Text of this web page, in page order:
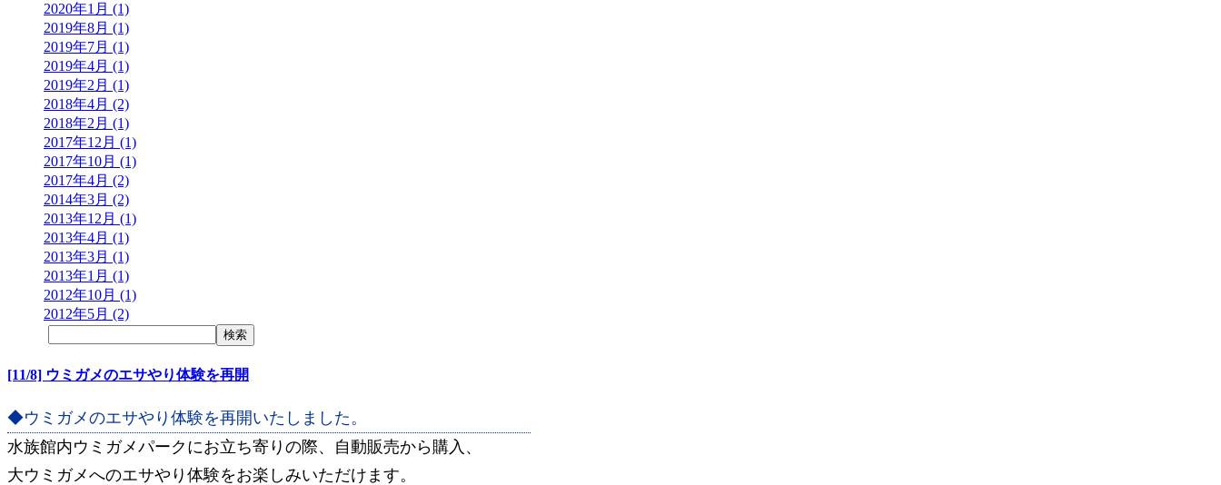
2020年1月 (1)
2019年8月 (1)
2019年7月 (1)
2019年4月 (1)
2019年2月 (1)
2018年4月 (2)
2018年2月 (1)
2017年12月 (1)
2017年10月 (1)
2017年4月 (2)
2014年3月 (2)
2013年12月 (1)
2013年4月 (1)
2013年3月 (1)
2013年1月 (1)
2012年10月 (1)
2012年5月 (2)
[11/8] ウミガメのエサやり体験を再開
◆ウミガメのエサやり体験を再開いたしました。
水族館内ウミガメパークにお立ち寄りの際、自動販売から購入、
大ウミガメへのエサやり体験をお楽しみいただけます。